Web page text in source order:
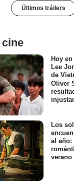
Últimos tráilers
Hoy
Lee
de
Oliver
Los
al año:
verano